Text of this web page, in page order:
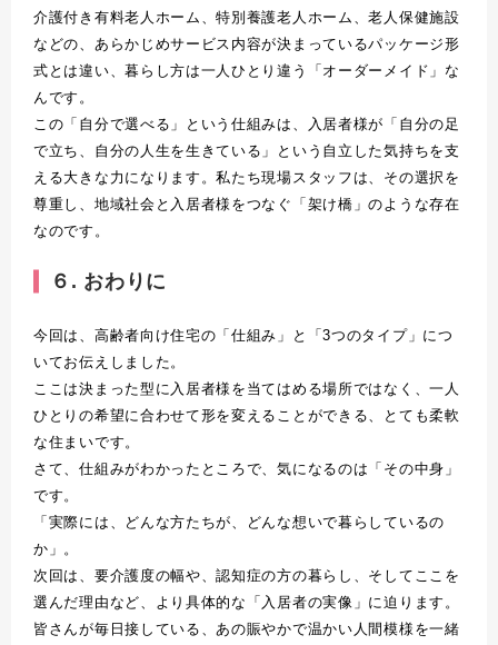
介護付き有料老人ホーム、特別養護老人ホーム、老人保健施設
などの、あらかじめサービス内容が決まっているパッケージ形
式とは違い、暮らし方は一人ひとり違う「オーダーメイド」な
んです。
この「自分で選べる」という仕組みは、入居者様が「自分の足
で立ち、自分の人生を生きている」という自立した気持ちを支
える大きな力になります。私たち現場スタッフは、その選択を
尊重し、地域社会と入居者様をつなぐ「架け橋」のような存在
なのです。
６. おわりに
今回は、高齢者向け住宅の「仕組み」と「3つのタイプ」につ
いてお伝えしました。
ここは決まった型に入居者様を当てはめる場所ではなく、一人
ひとりの希望に合わせて形を変えることができる、とても柔軟
な住まいです。
さて、仕組みがわかったところで、気になるのは「その中身」
です。
「実際には、どんな方たちが、どんな想いで暮らしているの
か」。
次回は、要介護度の幅や、認知症の方の暮らし、そしてここを
選んだ理由など、より具体的な「入居者の実像」に迫ります。
皆さんが毎日接している、あの賑やかで温かい人間模様を一緒